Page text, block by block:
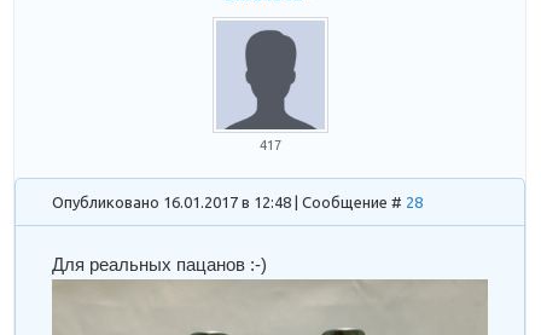
417
Опубликовано 16.01.2017 в 12:48 | Сообщение # 28
Для реальных пацанов :-)